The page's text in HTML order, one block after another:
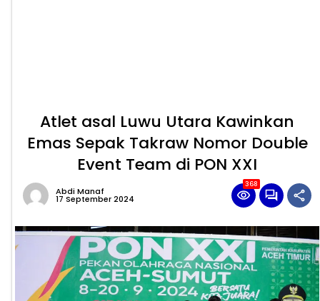
Atlet asal Luwu Utara Kawinkan
Emas Sepak Takraw Nomor Double
Event Team di PON XXI
Abdi Manaf
17 September 2024
368